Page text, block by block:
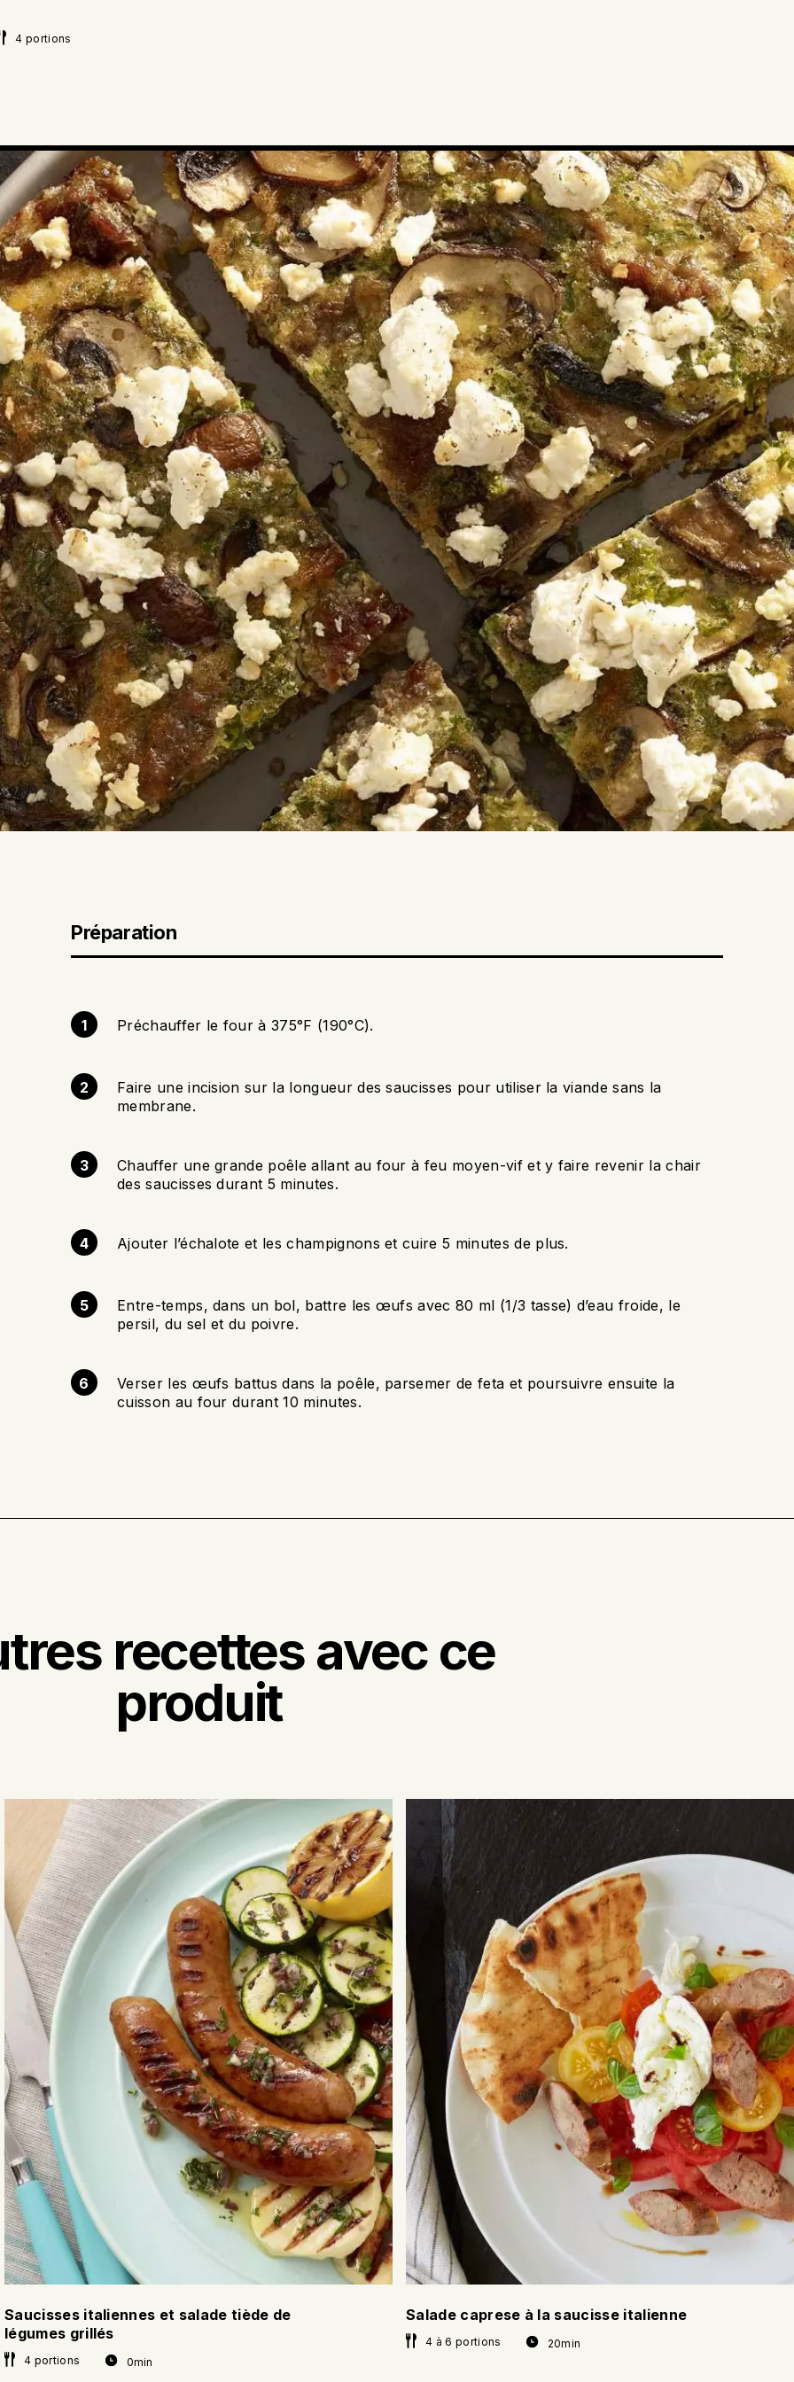
4 portions
Préparation
Préchauffer le four à 375°F (190°C).
Faire une incision sur la longueur des saucisses pour utiliser la viande sans la
membrane.
Chauffer une grande poêle allant au four à feu moyen-vif et y faire revenir la chair
des saucisses durant 5 minutes.
Ajouter l’échalote et les champignons et cuire 5 minutes de plus.
Entre-temps, dans un bol, battre les œufs avec 80 ml (1/3 tasse) d’eau froide, le
persil, du sel et du poivre.
Verser les œufs battus dans la poêle, parsemer de feta et poursuivre ensuite la
cuisson au four durant 10 minutes.
recettes avec ce
produit
Saucisses italiennes et salade tiède de
légumes grillés
4 portions 0min
Salade caprese à la saucisse italienne
4 à 6 portions 20min